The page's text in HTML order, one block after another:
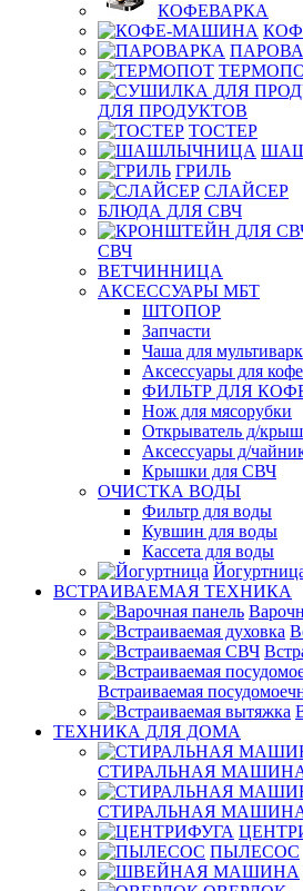
КОФЕВАРКА
ДЛЯ ПРОДУКТОВ
ТОСТЕР
ГРИЛЬ
СЛАЙСЕР
БЛЮДА ДЛЯ СВЧ
СВЧ
ВЕТЧИННИЦА
АКСЕССУАРЫ МБТ
ШТОПОР
Запчасти
Чаша для
Аксессуары для
ФИЛЬТР ДЛЯ
Нож для мясорубки
Открыватель д/
Аксессуары д/
Крышки для СВЧ
ОЧИСТКА ВОДЫ
Фильтр для воды
Кувшин для воды
Кассета для воды
ВСТРАИВАЕМАЯ ТЕХНИКА
Встраиваемая
ТЕХНИКА ДЛЯ ДОМА
СТИРАЛЬНАЯ
СТИРАЛЬНАЯ
ПЫЛЕСОС